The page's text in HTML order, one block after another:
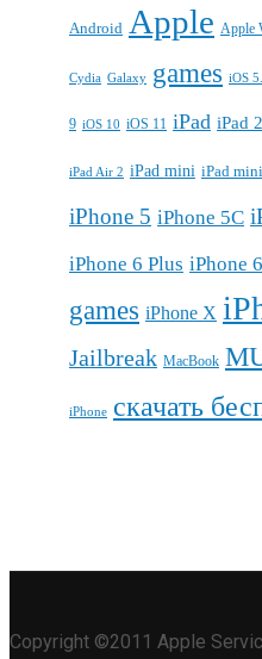
Android Apple Apple
Cydia Galaxy games iOS
9 iOS 10 iOS 11 iPad iPad 2
iPad Air 2 iPad mini iPad
iPhone 5 iPhone 5C
iPhone 6 Plus iPhone
games iPhone X
Jailbreak MacBook
iPhone скачать
Copyright ©2011 Apple